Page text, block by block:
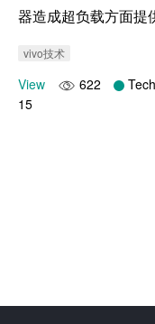
器造成超负载方面提
vivo技术
View 622
15